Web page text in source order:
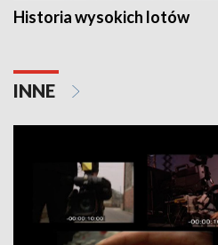
Historia wysokich lotów
INNE